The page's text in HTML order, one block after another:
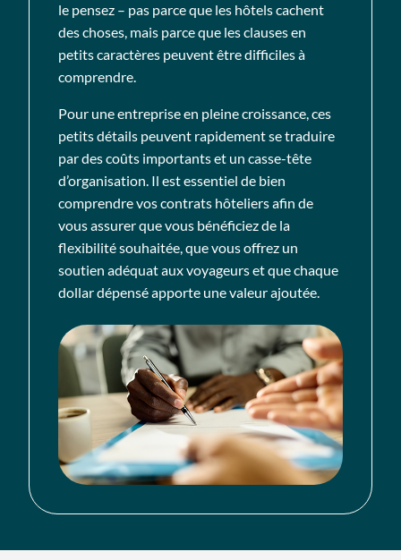
le pensez – pas parce que les hôtels cachent
des choses, mais parce que les clauses en
petits caractères peuvent être difficiles à
comprendre.
Pour une entreprise en pleine croissance, ces
petits détails peuvent rapidement se traduire
par des coûts importants et un casse-tête
d’organisation. Il est essentiel de bien
comprendre vos contrats hôteliers afin de
vous assurer que vous bénéficiez de la
flexibilité souhaitée, que vous offrez un
soutien adéquat aux voyageurs et que chaque
dollar dépensé apporte une valeur ajoutée.